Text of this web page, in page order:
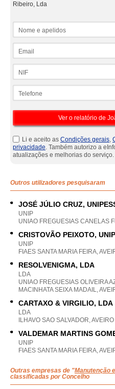
Ribeiro, Lda
Li e aceito as Condições gerais,
privacidade. Também autorizo a
atualizações e melhorias do serviço.
Outros utilizadores pesquisaram
JOSÉ JÚLIO CRUZ,
UNIP
UNIAO FREGUESIAS CANELAS
CRISTOVÃO PEIXOTO,
UNIP
FIAES SANTA MARIA FEIRA,
RESOLVENIGMA, LDA
LDA
UNIAO FREGUESIAS OLIVEIRA
MACINHATA SEIXA MADAIL,
CARTAXO & VIRGILIO, LDA
LDA
ILHAVO SAO SALVADOR, AVEIRO
VALDEMAR MARTINS
UNIP
FIAES SANTA MARIA FEIRA,
Outras empresas de "Manutenção
classificadas por Concelho